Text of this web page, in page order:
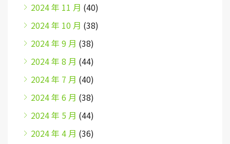
2024 年 11 月 (40)
2024 年 10 月 (38)
2024 年 9 月 (38)
2024 年 8 月 (44)
2024 年 7 月 (40)
2024 年 6 月 (38)
2024 年 5 月 (44)
2024 年 4 月 (36)